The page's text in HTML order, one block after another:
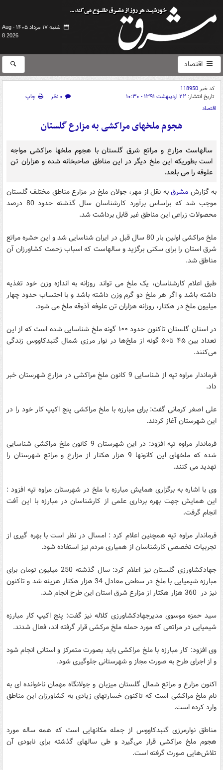
شنبه ۱۷ مرداد ۱۴۰۵ -
Aug
8 2026
اقتصاد
کد خبر118950
تاریخ انتشار: ۲۲ اردیبهشت ۱۳۹۱ - ۱۰:۳۰ ۰ نظر
چاپ
اقتصاد
هجوم ملخهای مراکشی به مزارع گلستان
سالهاست مزارع و مراتع شرق گلستان با هجوم ملخها مراکشی مواجه
است بطوریکه این ملخ دیگر در این مناطق صاحبخانه شده و هزاران تن
علوفه را می بلعد.
به گزارش مشرقبه نقل از مهر، جولان ملخ در مزارع مناطق مختلف گلستان
موجب شد که براساس برآورد کارشناسان سال گذشته حدود 80 درصد
محصولات زراعی این مناطق غیر قابل برداشت شد.
ملخ مراکشی اولین بار 80 سال قبل در ایران شناسایی شد و این حشره مراتع
شرق استان را برای سکنی برگزید و سالهاست که اسباب زحمت کشاورزان آن
مناطق شد.
طبق اعلام کارشناسان، یک ملخ می تواند روزانه به اندازه وزن خود تغذیه
داشته باشد و اگر هر ملخ دو گرم وزن داشته باشد و با احتساب حدود چهار
میلیون ملخ در هکتار، روزانه هزاران تن علوفه آذوقه ملخ می شود.
در استان گلستان تاکنون حدود ‪ ۱۰۰‬گونه ملخ شناسایی شده است که از این
تعداد بین ‪ ۴۵‬تا‪ ۵۰‬گونه از ملخ‌ها در نوار مرزی شمال گنبدکاووس زندگی
می‌کنند.
فرماندار مراوه تپه از شناسایی 9 کانون ملخ مراکشی در مزارع شهرستان خبر
داد.
علی اصغر کرمانی گفت: برای مبارزه با ملخ مراکشی پنج اکیپ کار خود را در
این شهرستان آغاز کردند.
فرماندار مراوه تپه افزود: در این شهرستان 9 کانون ملخ مراکشی شناسایی
شده که ملخهای این کانونها 9 هزار هکتار از مزارع و مراتع شهرستان را
تهدید می کنند.
وی با اشاره به برگزاری همایش مبارزه با ملخ در شهرستان مراوه تپه افزود :
این همایش جهت بهره برداری علمی از کارشناسان در مبارزه با این آفت
انجام گرفت.
فرماندار مراوه تپه همچنین اعلام کرد : امسال در نظر است با بهره گیری از
تجربیات تخصصی کارشناسان از همیاری مردم نیز استفاده شود.
جهادکشاورزی گلستان نیز اعلام کرد: سال گذشته 250 میلیون تومان برای
مبارزه شیمیایی با ملخ در سطحی معادل 34 هزار هکتار هزینه شد و تاکنون
نیز در 360 هزار هکتار از مزارع شرق استان این طرح انجام شد.
سید حمزه موسوی مدیرجهادکشاورزی کلاله نیز گفت: پنج اکیپ کار مبارزه
شیمیایی در مراتعی که مورد حمله ملخ مرکشی قرار گرفته اند، فعال شدند.
وی افزود: کار مبارزه با ملخ مراکشی باید بصورت متمرکز و استانی انجام شود
و از اجرای طرح به صورت مجاز و شهرستانی جلوگیری شود.
اکنون مزارع و مراتع شمال گلستان میزبان و جولانگاه مهمان ناخوانده ای به
نام ملخ مراکشی است که تاکنون خسارتهای زیادی به کشاورزان این مناطق
وارد کرده است.
مناطق نوارمرزی گنبدکاووس از جمله مکانهایی است که همه ساله مورد
هجوم ملخ مراکشی قرار می‌گیرد و طی سالهای گذشته برای نابودی آن
تلاش‌هایی صورت گرفته است.